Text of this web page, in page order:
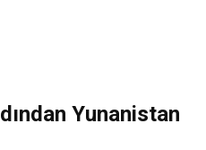
Yunanistan